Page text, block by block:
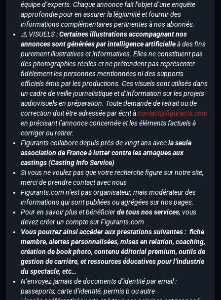
équipe d’experts. Chaque annonce fait l’objet d’une enquête
approfondie pour en assurer la légitimité et fournir des
informations complémentaires pertinentes à nos abonnés.
⚠️ VISUELS :Certaines illustrations accompagnant nos
annonces sont générées par intelligence artificielleà des fins
purement illustratives et informatives. Elles ne constituent pas
des photographies réelles et ne prétendent pas représenter
fidèlement les personnes mentionnées ni des supports
officiels émis par les productions. Ces visuels sont utilisés dans
un cadre de veille journalistique et d’information sur les projets
audiovisuels en préparation. Toute demande de retrait ou de
correction doit être adressée par écrit àcontact@figurants.com
en précisant l’annonce concernée et les éléments factuels à
corriger ou retirer.
Figurants collabore depuis près de vingt ans avecla seule
association de France à lutter contre les arnaques aux
castings (Casting Info Service)
Si vous ne voulez pas que votre recherche figure sur notre site,
merci de prendre contact avec nous
Figurants.com n’est pas organisateur, mais modérateur des
informations qui sont publiées ou agrégées sur nos pages.
Pour en savoir plus et bénéficierde tous nos services, vous
devez créer un compte sur Figurants.com
Vous pourrez ainsi accéder aux prestations suivantes : fiche
membre, alertes personnalisées, mises en relation, coaching,
création de book photo, contenu éditorial premium, outils de
gestion de carrière, et ressources éducatives pour l’industrie
du spectacle, etc…
N’envoyez jamais de documents d’identité par email :
passeports, carte d’identité, permis b ou autre